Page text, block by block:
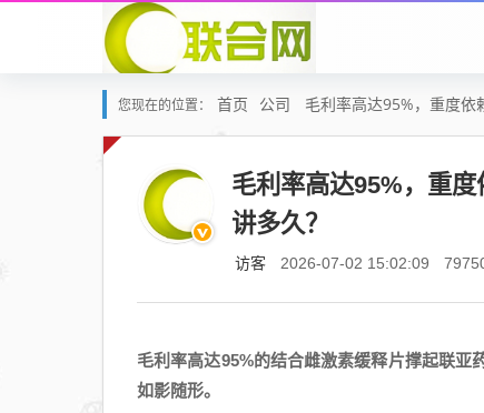
您现在的位置： 首页 公司 毛利率高达95%，重度依
毛利率高达95%，重
讲多久？
访客 2026-07-02 15:02:09
毛利率高达95%的结合雌激素缓释片撑起联
如影随形。